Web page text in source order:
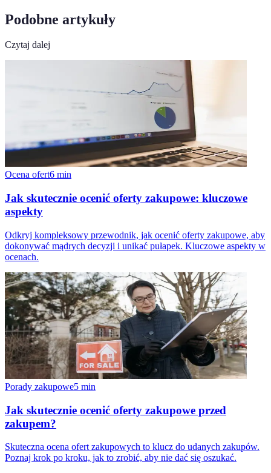
Podobne artykuły
Czytaj dalej
Ocena ofert6 min
Jak skutecznie ocenić oferty zakupowe: kluczowe
aspekty
Odkryj kompleksowy przewodnik, jak ocenić oferty zakupowe, aby
dokonywać mądrych decyzji i unikać pułapek. Kluczowe aspekty w
ocenach.
Porady zakupowe5 min
Jak skutecznie ocenić oferty zakupowe przed
zakupem?
Skuteczna ocena ofert zakupowych to klucz do udanych zakupów.
Poznaj krok po kroku, jak to zrobić, aby nie dać się oszukać.